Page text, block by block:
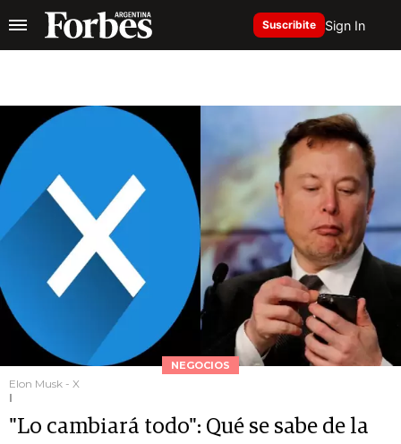
Suscribite Sign In
NEGOCIOS
Elon Musk - X
I
"Lo cambiará todo": Qué se sabe de la